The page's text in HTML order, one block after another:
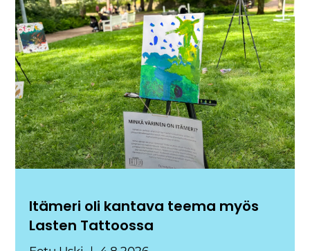
Itämeri oli kantava teema myös
Lasten Tattoossa